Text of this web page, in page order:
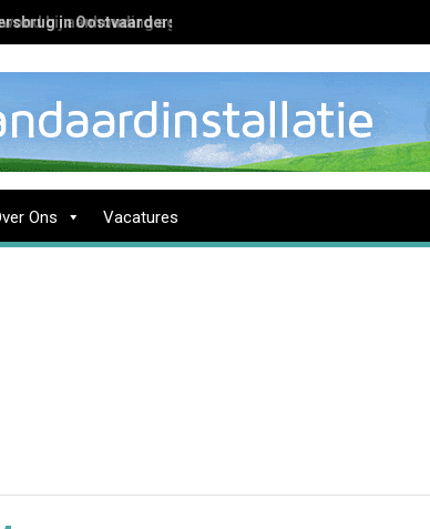
bij aanhouding agressieve man in Almere
Ons Vacatures